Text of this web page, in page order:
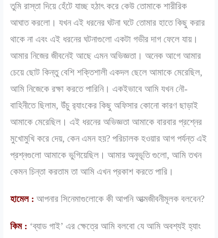
তুমি রাস্তা দিয়ে হেঁটে যাচ্ছ হঠাৎ করে কেউ তোমাকে শারীরিক
আঘাত করলো। যখন এই ধরনের ঘটনা ঘটে তোমার হাতে কিছু করার
থাকে না এবং এই ধরনের ঘটনাগুলো একটা গভীর দাগ ফেলে যায়।
আমার নিজের জীবনেই আছে এমন অভিজ্ঞতা। অনেক আগে আমার
চেয়ে ছোট কিন্তু বেশি শক্তিশালী একদল ছেলে আমাকে মেরেছিল,
আমি নিজেকে রক্ষা করতে পারিনি। একইভাবে আমি যখন নৌ-
বাহিনীতে ছিলাম, উঁচু র‌্যাংকের কিছু অফিসার কোনো কারণ ছাড়াই
আমাকে মেরেছিল। এই ধরনের অভিজ্ঞতা আমাকে বারবার প্রশ্নের
মুখোমুখি করে দেয়, কেন এমন হয়? পরিচালক হওয়ার আগ পর্যন্ত এই
প্রশ্নগুলো আমাকে ভুগিয়েছিল। আমার অনুভূতি গুলো, আমি তখন
কেমন চিন্তা করতাম তা আমি এখন প্রকাশ করতে পারি।
হামেল : আপনার সিনেমাগুলোকে কী আপনি আত্মজীবনীমূলক বলবেন?
কিম : ‘ব্যাড গাই’ এর ক্ষেত্রে আমি বলবো যে আমি অবশ্যই হ্যাং